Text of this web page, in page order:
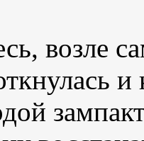
возле